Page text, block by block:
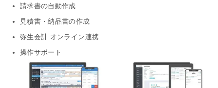
請求書の自動作成
見積書・納品書の作成
弥生会計 オンライン連携
操作サポート